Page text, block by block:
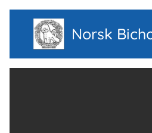
Norsk